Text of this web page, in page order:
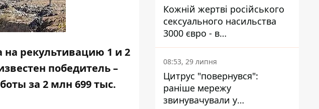
на рекультивацию 1 и 2
победитель –
за 2 млн 699 тыс.
Кожній жертві російського
сексуального насильства
3000 євро - в
Мінсоцполітики пояснили
Інформатору, звідки на це
гроші
08:53, 29 липня
Цитрус "повернувся":
раніше мережу
звинувачували у